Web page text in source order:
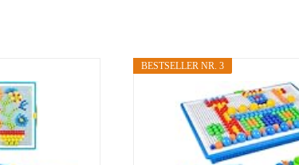
BESTSELLER NR. 3